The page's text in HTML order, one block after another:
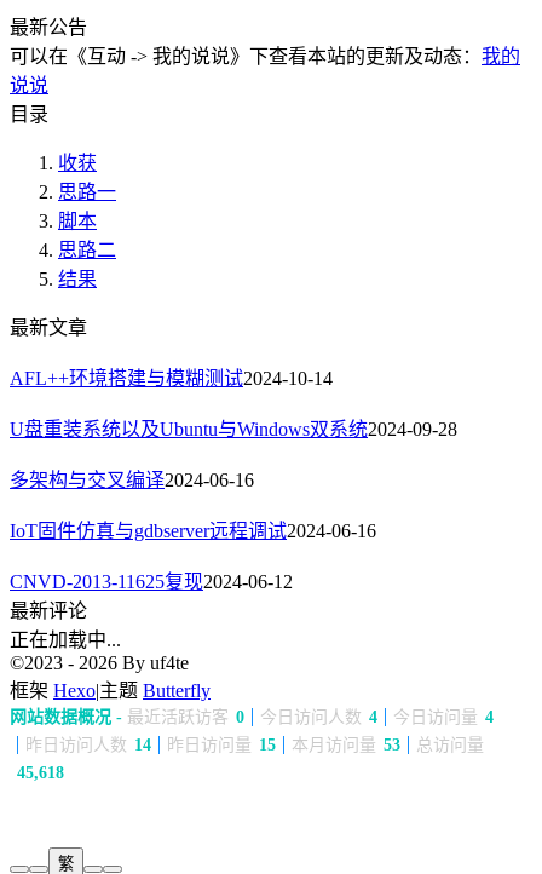
最新公告
可以在《互动 -> 我的说说》下查看本站的更新及动态： 我的
说说
目录
收获
思路一
脚本
思路二
结果
最新文章
AFL++环境搭建与模糊测试2024-10-14
U盘重装系统以及Ubuntu与Windows双系统2024-09-28
多架构与交叉编译2024-06-16
IoT固件仿真与gdbserver远程调试2024-06-16
CNVD-2013-11625复现2024-06-12
最新评论
正在加载中...
©2023 - 2026 By uf4te
框架 Hexo|主题 Butterfly
网站数据概况 - 最近活跃访客 0 今日访问人数 4 今日访问量 4
昨日访问人数 14 昨日访问量 15 本月访问量 53
总访问量
45,618
繁